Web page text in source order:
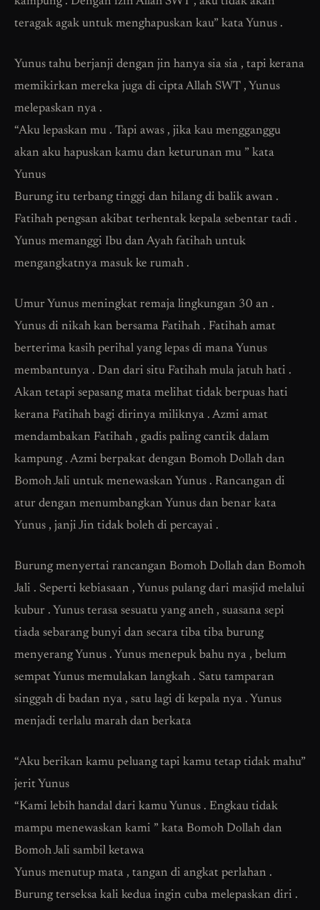
teragak agak untuk menghapuskan kau” kata Yunus .
Yunus tahu berjanji dengan jin hanya sia sia , tapi kerana
memikirkan mereka juga di cipta Allah SWT , Yunus
melepaskan nya .
“Aku lepaskan mu . Tapi awas , jika kau mengganggu
akan aku hapuskan kamu dan keturunan mu ” kata
Yunus
Burung itu terbang tinggi dan hilang di balik awan .
Fatihah pengsan akibat terhentak kepala sebentar tadi .
Yunus memanggi Ibu dan Ayah fatihah untuk
mengangkatnya masuk ke rumah .
Umur Yunus meningkat remaja lingkungan 30 an .
Yunus di nikah kan bersama Fatihah . Fatihah amat
berterima kasih perihal yang lepas di mana Yunus
membantunya . Dan dari situ Fatihah mula jatuh hati .
Akan tetapi sepasang mata melihat tidak berpuas hati
kerana Fatihah bagi dirinya miliknya . Azmi amat
mendambakan Fatihah , gadis paling cantik dalam
kampung . Azmi berpakat dengan Bomoh Dollah dan
Bomoh Jali untuk menewaskan Yunus . Rancangan di
atur dengan menumbangkan Yunus dan benar kata
Yunus , janji Jin tidak boleh di percayai .
Burung menyertai rancangan Bomoh Dollah dan Bomoh
Jali . Seperti kebiasaan , Yunus pulang dari masjid melalui
kubur . Yunus terasa sesuatu yang aneh , suasana sepi
tiada sebarang bunyi dan secara tiba tiba burung
menyerang Yunus . Yunus menepuk bahu nya , belum
sempat Yunus memulakan langkah . Satu tamparan
singgah di badan nya , satu lagi di kepala nya . Yunus
menjadi terlalu marah dan berkata
“Aku berikan kamu peluang tapi kamu tetap tidak mahu”
jerit Yunus
“Kami lebih handal dari kamu Yunus . Engkau tidak
mampu menewaskan kami ” kata Bomoh Dollah dan
Bomoh Jali sambil ketawa
Yunus menutup mata , tangan di angkat perlahan .
Burung terseksa kali kedua ingin cuba melepaskan diri .